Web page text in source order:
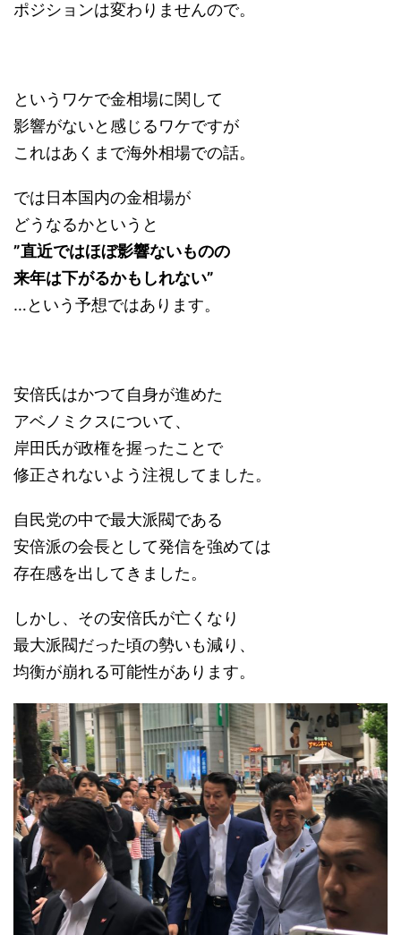
ポジションは変わりませんので。
というワケで金相場に関して
影響がないと感じるワケですが
これはあくまで海外相場での話。
では日本国内の金相場が
どうなるかというと
”直近ではほぼ影響ないものの
来年は下がるかもしれない”
…という予想ではあります。
安倍氏はかつて自身が進めた
アベノミクスについて、
岸田氏が政権を握ったことで
修正されないよう注視してました。
自民党の中で最大派閥である
安倍派の会長として発信を強めては
存在感を出してきました。
しかし、その安倍氏が亡くなり
最大派閥だった頃の勢いも減り、
均衡が崩れる可能性があります。